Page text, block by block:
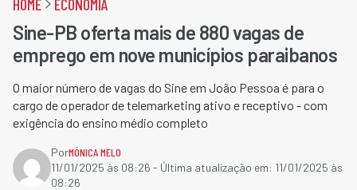
HOME ECONOMIA
Sine-PB oferta mais de 880 vagas de
emprego em nove municípios paraibanos
O maior número de vagas do Sine em João Pessoa é para o
cargo de operador de telemarketing ativo e receptivo - com
exigência do ensino médio completo
PorMÔNICA MELO
11/01/2025 às 08:26 - Última atualização em: 11/01/2025 às
08:26